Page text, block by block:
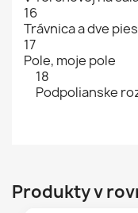
16
Trávnica a dve
17
Pole, moje pole
18
Podpolianske
Produkty v